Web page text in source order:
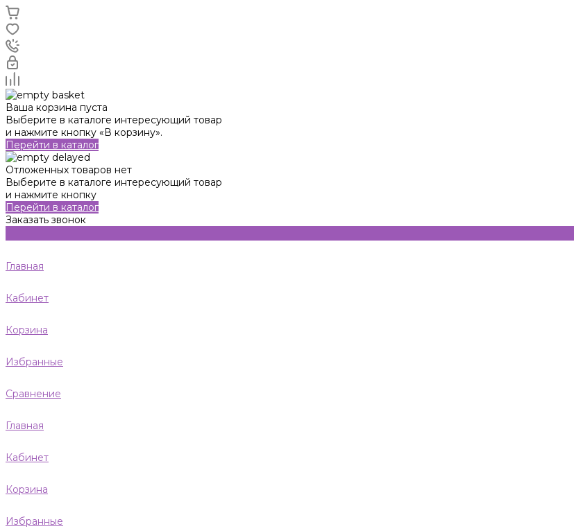
Ваша корзина пуста
Выберите в каталоге интересующий товар
и нажмите кнопку «В корзину».
Перейти в каталог
Отложенных товаров нет
Выберите в каталоге интересующий товар
и нажмите кнопку
Перейти в каталог
Заказать звонок
Главная
Кабинет
Корзина
Избранные
Сравнение
Главная
Кабинет
Корзина
Избранные